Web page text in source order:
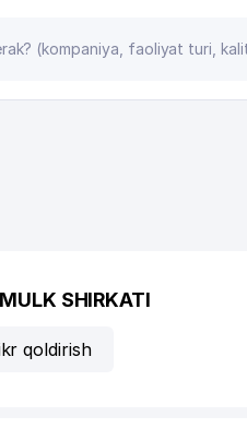
SHIRKATI
qoldirish